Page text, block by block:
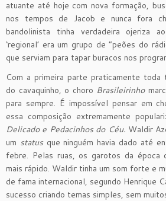
atuante até hoje com nova formação,
nos tempos de Jacob e nunca fora
bandolinista tinha verdadeira ojeriza
‘regional’ era um grupo de “peões do
que serviam para tapar buracos nos
Com a primeira parte praticamente toda
do cavaquinho, o choro Brasileirinho
para sempre. É impossível pensar em
essa composição extremamente
Delicado e Pedacinhos do Céu. Waldir
um statusque ninguém havia dado até
febre. Pelas ruas, os garotos da época
mais rápido. Waldir tinha um som forte e
de fama internacional, segundo Henrique
sucesso criando temas simples, sem